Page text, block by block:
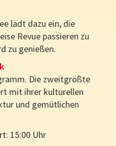
lädt dazu ein, die
Revue passieren zu
zu genießen.
Die zweitgrößte
mit ihrer kulturellen
und gemütlichen
15:00 Uhr